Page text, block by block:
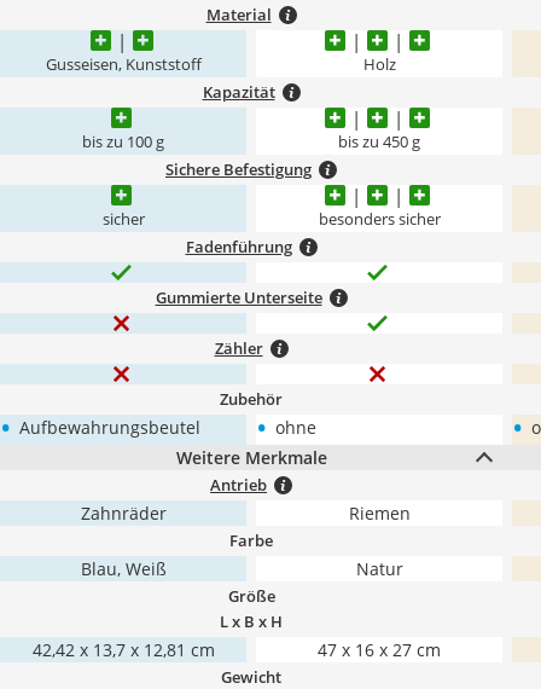
Material
Gusseisen, Kunststoff Holz
Kapazität
bis zu 100 g bis zu 450 g
Sichere Befestigung
sicher besonders sicher
Fadenführung
Gummierte Unterseite
Zähler
Zubehör
• Aufbewahrungsbeutel • ohne •
Weitere Merkmale
Antrieb
Zahnräder Riemen
Farbe
Blau, Weiß Natur
Größe
L x B x H
42,42 x 13,7 x 12,81 cm 47 x 16 x 27 cm
Gewicht